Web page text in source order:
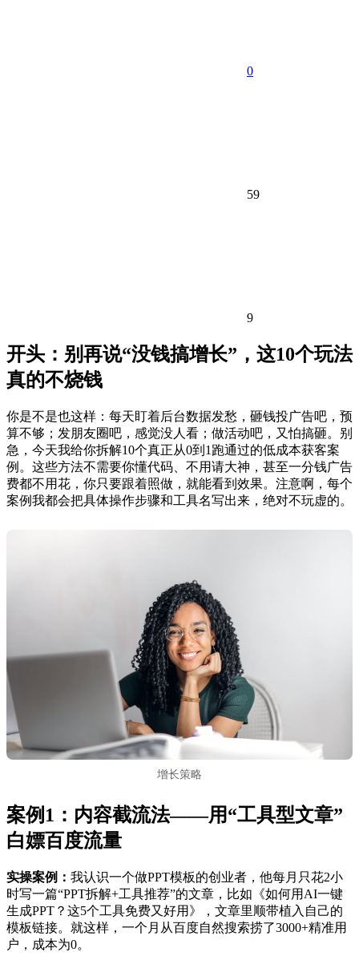
0
59
9
开头：别再说“没钱搞增长”，这10个玩法
真的不烧钱
你是不是也这样：每天盯着后台数据发愁，砸钱投广告吧，预
算不够；发朋友圈吧，感觉没人看；做活动吧，又怕搞砸。别
急，今天我给你拆解10个真正从0到1跑通过的低成本获客案
例。这些方法不需要你懂代码、不用请大神，甚至一分钱广告
费都不用花，你只要跟着照做，就能看到效果。注意啊，每个
案例我都会把具体操作步骤和工具名写出来，绝对不玩虚的。
增长策略
案例1：内容截流法——用“工具型文章”
白嫖百度流量
实操案例： 我认识一个做PPT模板的创业者，他每月只花2小
时写一篇“PPT拆解+工具推荐”的文章，比如《如何用AI一键
生成PPT？这5个工具免费又好用》，文章里顺带植入自己的
模板链接。就这样，一个月从百度自然搜索捞了3000+精准用
户，成本为0。